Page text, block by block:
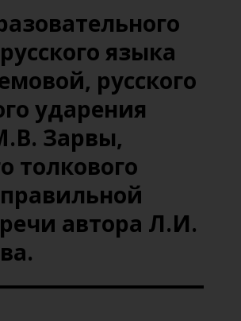
языка
русского
ударения
Зарвы,
толкового
автора Л.И.